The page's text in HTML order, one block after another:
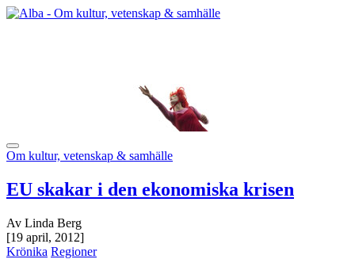
Om kultur, vetenskap & samhälle
EU skakar i den ekonomiska krisen
Av Linda Berg
[19 april, 2012]
Krönika Regioner